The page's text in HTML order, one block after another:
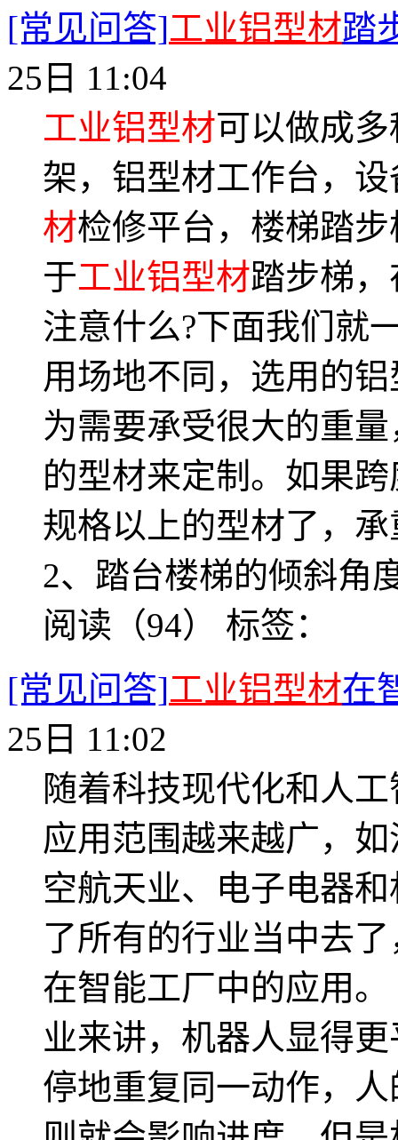
[常见问答]工业铝型材踏
25日 11:04
工业铝型材可以做成
架，铝型材工作台，
材检修平台，楼梯踏
于工业铝型材踏步梯
注意什么?下面我们就
用场地不同，选用的
为需要承受很大的重
的型材来定制。如果
规格以上的型材了，
2、踏台楼梯的倾斜角
阅读（94） 标签：
[常见问答]工业铝型材在
25日 11:02
随着科技现代化和人
应用范围越来越广，
空航天业、电子电器
了所有的行业当中去
在智能工厂中的应用
业来讲，机器人显得
停地重复同一动作，